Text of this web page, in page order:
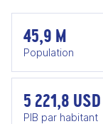
45,9 M
Population
5 221,8 USD
PIB par habitant